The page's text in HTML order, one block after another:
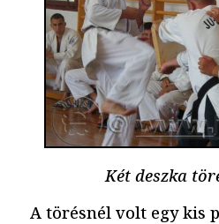
Két deszka
A törésnél volt egy kis